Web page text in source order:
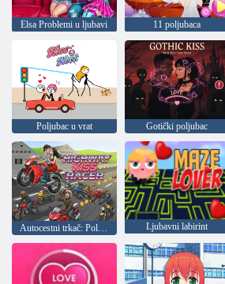
Elsa Problemi u ljubavi 11 poljubaca
Poljubac u vrat Gotički poljubac
Ljubavni labirint